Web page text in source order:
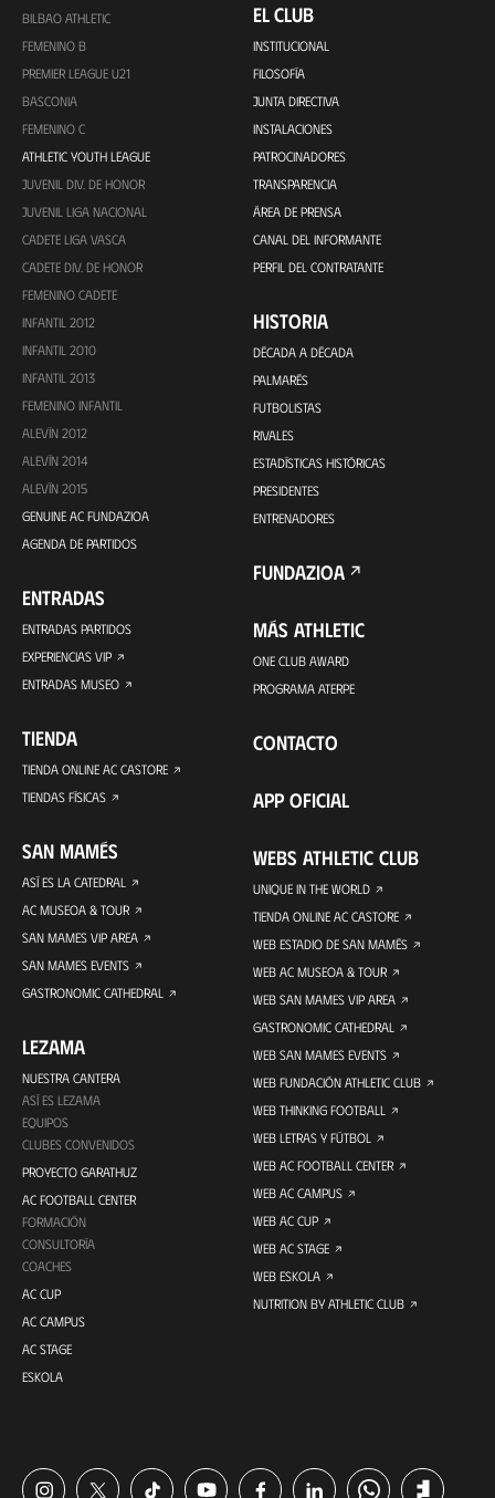
BILBAO ATHLETIC
FEMENINO B
PREMIER LEAGUE U21
BASCONIA
FEMENINO C
ATHLETIC YOUTH LEAGUE
JUVENIL DIV. DE HONOR
JUVENIL LIGA NACIONAL
CADETE LIGA VASCA
CADETE DIV. DE HONOR
FEMENINO CADETE
INFANTIL 2012
INFANTIL 2010
INFANTIL 2013
FEMENINO INFANTIL
ALEVÍN 2012
ALEVÍN 2014
ALEVÍN 2015
GENUINE AC FUNDAZIOA
AGENDA DE PARTIDOS
ENTRADAS
ENTRADAS PARTIDOS
EXPERIENCIAS VIP
ENTRADAS MUSEO
TIENDA
TIENDA ONLINE AC CASTORE
TIENDAS FÍSICAS
SAN MAMÉS
ASÍ ES LA CATEDRAL
AC MUSEOA & TOUR
SAN MAMES VIP AREA
SAN MAMES EVENTS
GASTRONOMIC CATHEDRAL
LEZAMA
NUESTRA CANTERA
ASÍ ES LEZAMA
EQUIPOS
CLUBES CONVENIDOS
PROYECTO GARATHUZ
AC FOOTBALL CENTER
FORMACIÓN
CONSULTORÍA
COACHES
AC CUP
AC CAMPUS
AC STAGE
ESKOLA
EL CLUB
INSTITUCIONAL
FILOSOFÍA
JUNTA DIRECTIVA
INSTALACIONES
PATROCINADORES
TRANSPARENCIA
ÁREA DE PRENSA
CANAL DEL INFORMANTE
PERFIL DEL CONTRATANTE
HISTORIA
DÉCADA A DÉCADA
PALMARÉS
FUTBOLISTAS
RIVALES
ESTADÍSTICAS HISTÓRICAS
PRESIDENTES
ENTRENADORES
FUNDAZIOA
MÁS ATHLETIC
ONE CLUB AWARD
PROGRAMA ATERPE
CONTACTO
APP OFICIAL
WEBS ATHLETIC CLUB
UNIQUE IN THE WORLD
TIENDA ONLINE AC CASTORE
WEB ESTADIO DE SAN MAMÉS
WEB AC MUSEOA & TOUR
WEB SAN MAMES VIP AREA
GASTRONOMIC CATHEDRAL
WEB SAN MAMES EVENTS
WEB FUNDACIÓN ATHLETIC CLUB
WEB THINKING FOOTBALL
WEB LETRAS Y FÚTBOL
WEB AC FOOTBALL CENTER
WEB AC CAMPUS
WEB AC CUP
WEB AC STAGE
WEB ESKOLA
NUTRITION BY ATHLETIC CLUB